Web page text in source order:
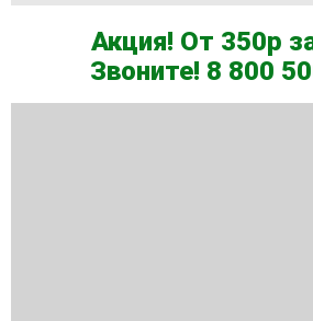
Акция! От 350р
Звоните! 8 800